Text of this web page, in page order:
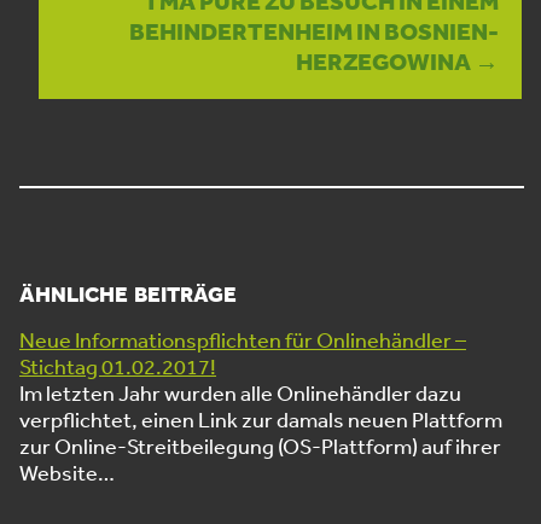
BEHINDERTENHEIM IN BOSNIEN-
HERZEGOWINA →
ÄHNLICHE BEITRÄGE
Neue Informationspflichten für Onlinehändler –
Stichtag 01.02.2017!
Im letzten Jahr wurden alle Onlinehändler dazu
verpflichtet, einen Link zur damals neuen Plattform
zur Online-Streitbeilegung (OS-Plattform) auf ihrer
Website…